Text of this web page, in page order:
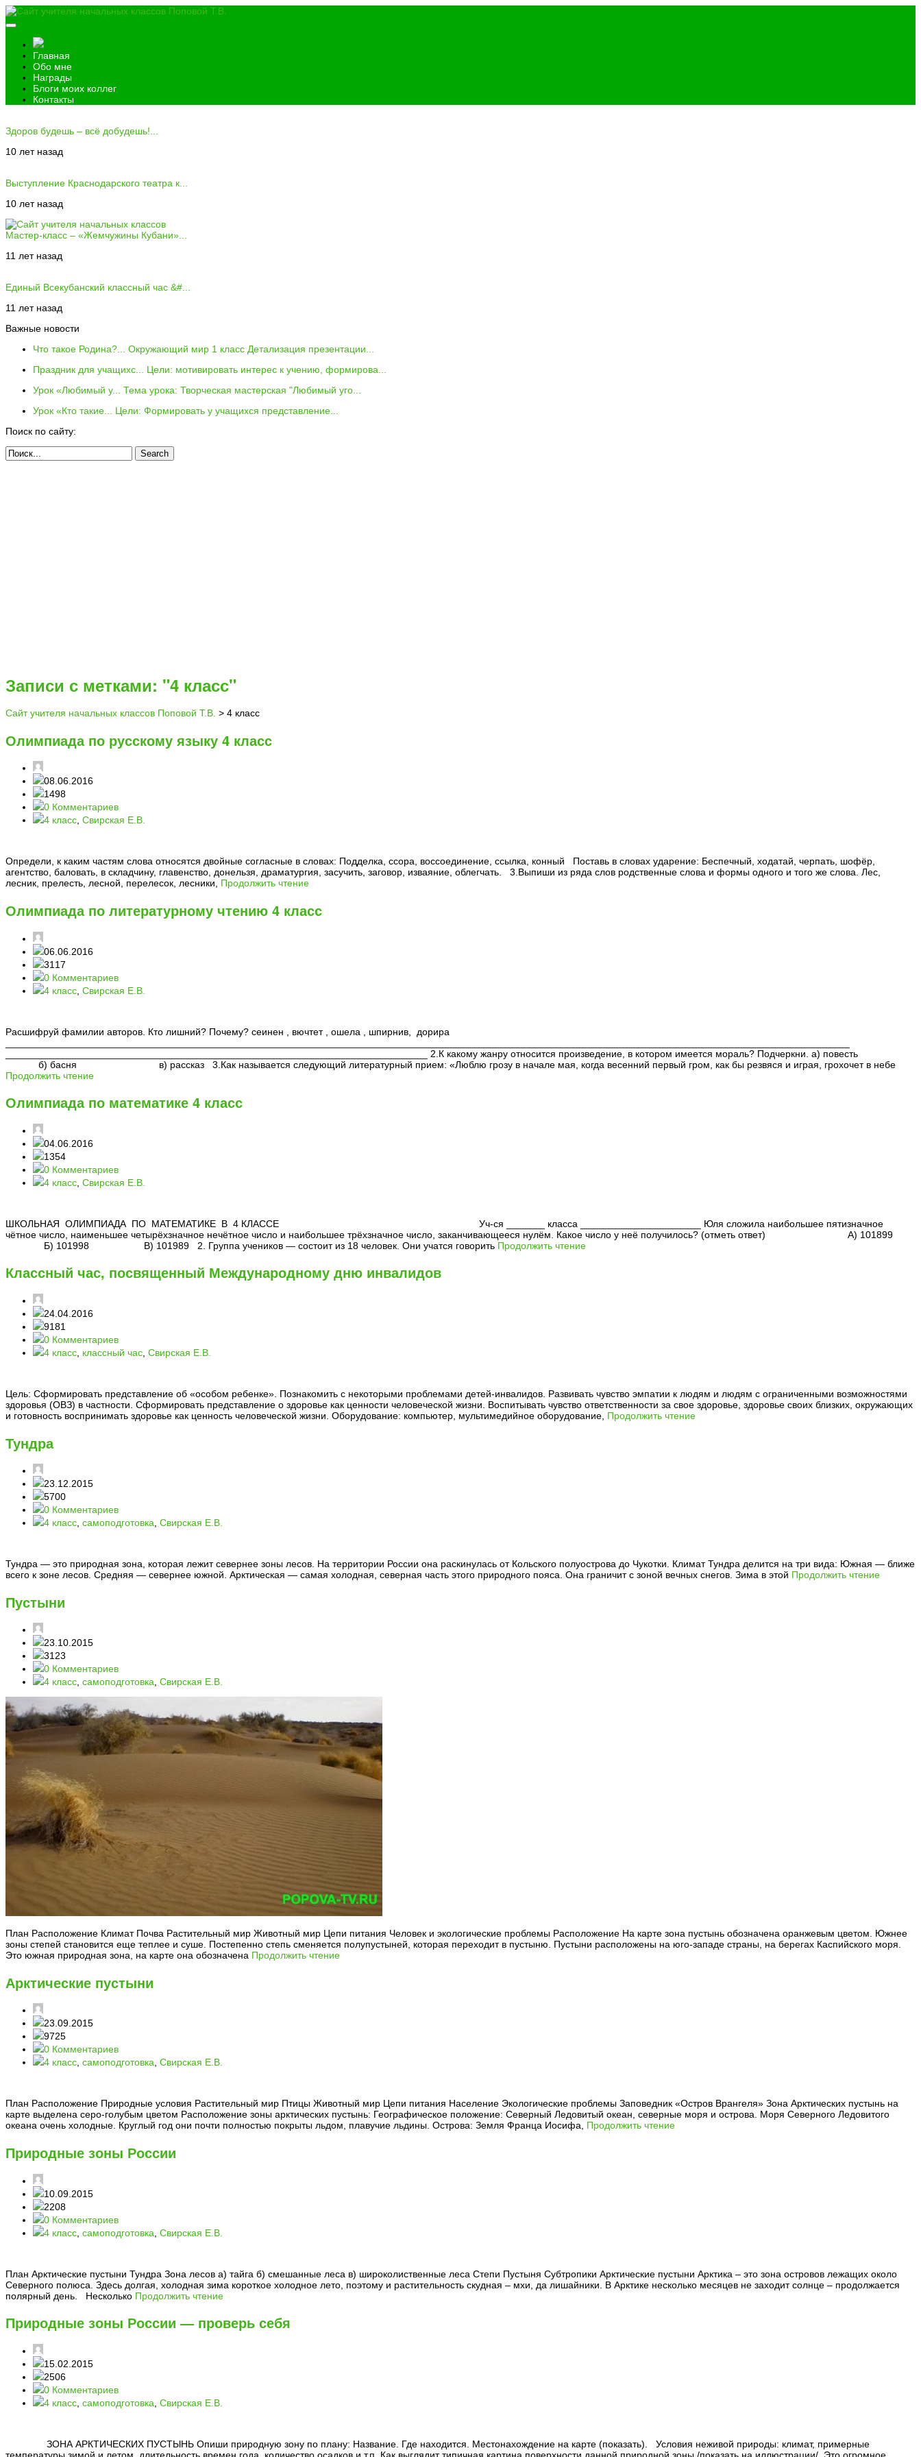
Главная
Обо мне
Награды
Блоги моих коллег
Контакты
Здоров будешь – всё добудешь!...
10 лет назад
Выступление Краснодарского театра к...
10 лет назад
Мастер-класс – «Жемчужины Кубани»...
11 лет назад
Единый Всекубанский классный час &#...
11 лет назад
Важные новости
Что такое Родина?...
Окружающий мир 1 класс Детализация презентации...
Праздник для учащихс...
Цели: мотивировать интерес к учению, формирова...
Урок «Любимый у...
Тема урока: Творческая мастерская "Любимый уго...
Урок «Кто такие...
Цели: Формировать у учащихся представление...
Поиск по сайту:
Записи с метками: "4 класс"
Сайт учителя начальных классов Поповой Т.В. > 4 класс
Олимпиада по русскому языку 4 класс
08.06.2016
1498
0 Комментариев
4 класс, Свирская Е.В.
Определи, к каким частям слова относятся двойные согласные в словах: Подделка, ссора, воссоединение, ссылка, конный Поставь в словах ударение: Беспечный, ходатай, черпать, шофёр,
агентство, баловать, в складчину, главенство, донельзя, драматургия, засучить, заговор, изваяние, облегчать. 3.Выпиши из ряда слов родственные слова и формы одного и того же слова. Лес,
лесник, прелесть, лесной, перелесок, лесники, Продолжить чтение
Олимпиада по литературному чтению 4 класс
06.06.2016
3117
0 Комментариев
4 класс Свирская Е.В.
Расшифруй фамилии авторов. Кто лишний? Почему? сеинен , вючтет , ошела , шпирнив, дорира
_____________________________________________________________________________ 2.К какому жанру относится произведение, в котором имеется мораль? Подчеркни. а) повесть
б) басня в) рассказ 3.Как называется следующий литературный прием: «Люблю грозу в начале мая, когда весенний первый гром, как бы резвяся и играя, грохочет в небе
Продолжить чтение
Олимпиада по математике 4 класс
04.06.2016
1354
0 Комментариев
4 класс Свирская Е.В.
ШКОЛЬНАЯ ОЛИМПИАДА ПО МАТЕМАТИКЕ В 4 КЛАССЕ Уч-ся _______ класса ______________________ Юля сложила наибольшее пятизначное
чётное число, наименьшее четырёхзначное нечётное число и наибольшее трёхзначное число, заканчивающееся нулём. Какое число у неё получилось? (отметь ответ) А) 101899
Б) 101998 В) 101989 2. Группа учеников — состоит из 18 человек. Они учатся говорить Продолжить чтение
Классный час, посвященный Международному дню инвалидов
24.04.2016
9181
0 Комментариев
4 класс классный час Свирская Е.В.
Цель: Сформировать представление об «особом ребенке». Познакомить с некоторыми проблемами детей-инвалидов. Развивать чувство эмпатии к людям и людям с ограниченными возможностями
здоровья (ОВЗ) в частности. Сформировать представление о здоровье как ценности человеческой жизни. Воспитывать чувство ответственности за свое здоровье, здоровье своих близких, окружающих
и готовность воспринимать здоровье как ценность человеческой жизни. Оборудование: компьютер, мультимедийное оборудование, Продолжить чтение
Тундра
23.12.2015
5700
0 Комментариев
4 класс самоподготовка Свирская Е.В.
Тундра — это природная зона, которая лежит севернее зоны лесов. На территории России она раскинулась от Кольского полуострова до Чукотки. Климат Тундра делится на три вида: Южная — ближе
всего к зоне лесов. Средняя — севернее южной. Арктическая — самая холодная, северная часть этого природного пояса. Она граничит с зоной вечных снегов. Зима в этой Продолжить чтение
Пустыни
23.10.2015
3123
0 Комментариев
4 класс, самоподготовка, Свирская Е.В.
План Расположение Климат Почва Растительный мир Животный мир Цепи питания Человек и экологические проблемы Расположение На карте зона пустынь обозначена оранжевым цветом. Южнее
зоны степей становится еще теплее и суше. Постепенно степь сменяется полупустыней, которая переходит в пустыню. Пустыни расположены на юго-западе страны, на берегах Каспийского моря.
Это южная природная зона, на карте она обозначена Продолжить чтение
Арктические пустыни
23.09.2015
9725
0 Комментариев
4 класс, самоподготовка, Свирская Е.В.
План Расположение Природные условия Растительный мир Птицы Животный мир Цепи питания Население Экологические проблемы Заповедник «Остров Врангеля» Зона Арктических пустынь на
карте выделена серо-голубым цветом Расположение зоны арктических пустынь: Географическое положение: Северный Ледовитый океан, северные моря и острова. Моря Северного Ледовитого
океана очень холодные. Круглый год они почти полностью покрыты льдом, плавучие льдины. Острова: Земля Франца Иосифа, Продолжить чтение
Природные зоны России
10.09.2015
2208
0 Комментариев
4 класс самоподготовка Свирская Е.В.
План Арктические пустыни Тундра Зона лесов а) тайга б) смешанные леса в) широколиственные леса Степи Пустыня Субтропики Арктические пустыни Арктика – это зона островов лежащих около
Северного полюса. Здесь долгая, холодная зима короткое холодное лето, поэтому и растительность скудная – мхи, да лишайники. В Арктике несколько месяцев не заходит солнце – продолжается
полярный день. Несколько Продолжить чтение
Природные зоны России — проверь себя
15.02.2015
2506
0 Комментариев
4 класс самоподготовка Свирская Е.В.
ЗОНА АРКТИЧЕСКИХ ПУСТЫНЬ Опиши природную зону по плану: Название. Где находится. Местонахождение на карте (показать). Условия неживой природы: климат, примерные